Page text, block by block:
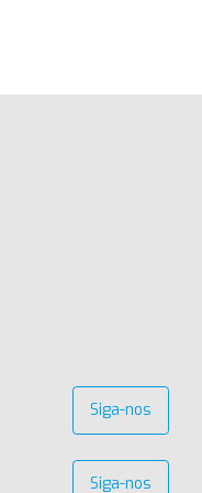
Siga-nos
Siga-nos